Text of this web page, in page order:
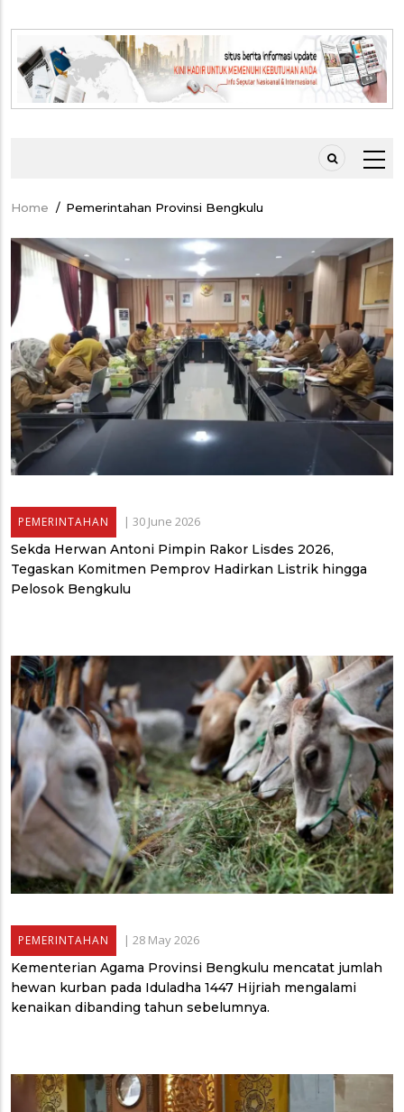
Breadcrumb
Home / Pemerintahan Provinsi Bengkulu
PEMERINTAHAN | 30 June 2026
Sekda Herwan Antoni Pimpin Rakor Lisdes 2026,
Tegaskan Komitmen Pemprov Hadirkan Listrik hingga
Pelosok Bengkulu
PEMERINTAHAN | 28 May 2026
Kementerian Agama Provinsi Bengkulu mencatat jumlah
hewan kurban pada Iduladha 1447 Hijriah mengalami
kenaikan dibanding tahun sebelumnya.